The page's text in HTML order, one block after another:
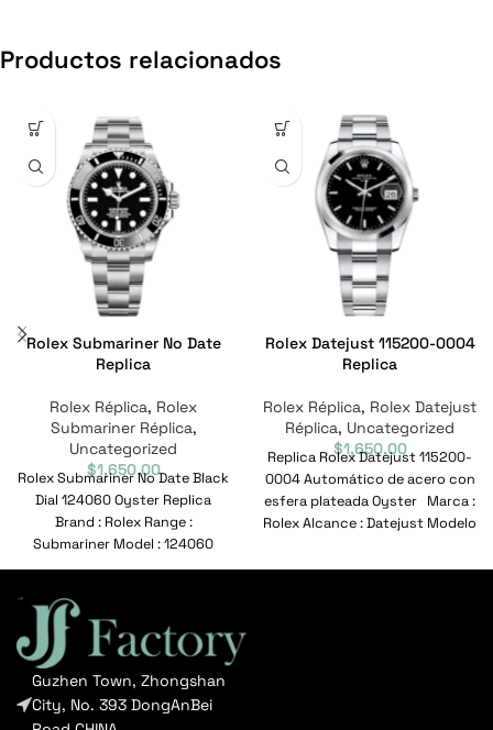
Productos relacionados
Rolex Submariner No Date
Replica
Rolex Réplica, Rolex
Submariner Réplica,
Uncategorized
$1,650.00
Rolex Submariner No Date Black
Dial 124060 Oyster Replica
Brand : Rolex Range :
Submariner Model : 124060
Reference No
Rolex Datejust 115200-0004
Replica
Rolex Réplica, Rolex Datejust
Réplica, Uncategorized
$1,650.00
Replica Rolex Datejust 115200-
0004 Automático de acero con
esfera plateada Oyster Marca :
Rolex Alcance : Datejust Modelo
Guzhen Town, Zhongshan
City, No. 393 DongAnBei